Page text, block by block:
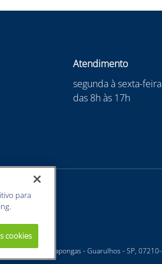
um ajuste confortável e seguro
design eficiente, torna aBalaclava
Atendimento
segunda à sexta-feira
das 8h às 17h
5135 - Jardim Arapongas - Guarulhos - SP,
para
cookies